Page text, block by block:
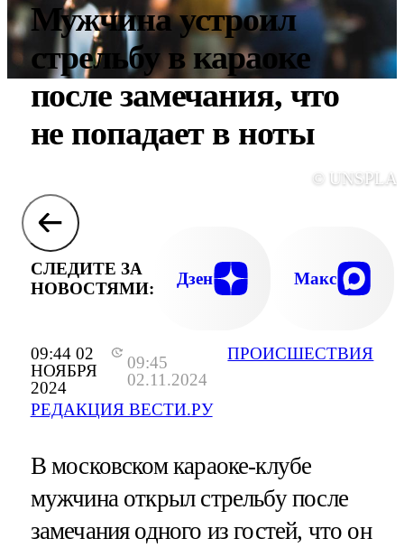
09:44 02
НОЯБРЯ
2024
09:45
02.11.2024
РЕДАКЦИЯ ВЕСТИ.РУ
ПРОИСШЕСТВИЯ
Мужчина устроил
стрельбу в караоке
после замечания, что
не попадает в ноты
©
СЛЕДИТЕ ЗА
НОВОСТЯМИ:
Дзен Макс
В московском караоке-клубе
мужчина открыл стрельбу после
замечания одного из гостей, что он